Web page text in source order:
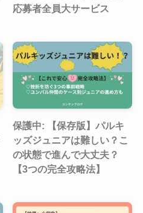
応募者全員大サービス
保護中: 【保存版】パルキ
ッズジュニアは難しい？こ
の状態で進んで大丈夫？
【3つの完全攻略法】